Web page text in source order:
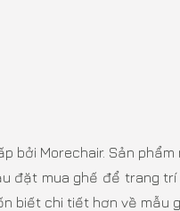
bởi Morechair. Sản
đặt mua ghế để trang
biết chi tiết hơn về mẫu